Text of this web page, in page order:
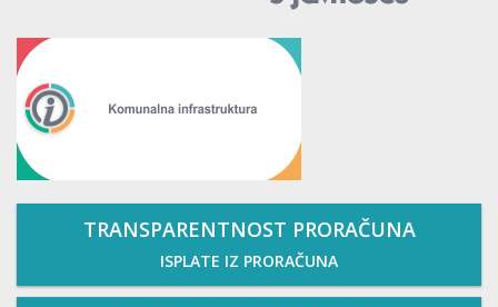
TRANSPARENTNOST PRORAČUNA
ISPLATE IZ PRORAČUNA